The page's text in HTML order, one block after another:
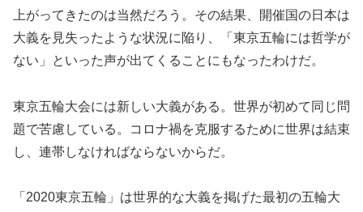
上がってきたのは当然だろう。その結果、開催国の日本は
大義を見失ったような状況に陥り、「東京五輪には哲学が
ない」といった声が出てくることにもなったわけだ。
東京五輪大会には新しい大義がある。世界が初めて同じ問
題で苦慮している。コロナ禍を克服するために世界は結束
し、連帯しなければならないからだ。
「2020東京五輪」は世界的な大義を掲げた最初の五輪大